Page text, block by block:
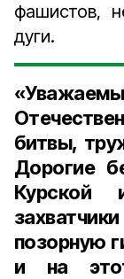
фашистов,
дуги.
битвы,
Дорогие
Курской
позорную
и на